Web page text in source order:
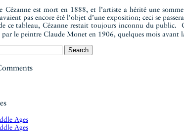
Cézanne est mort en 1888, et l’artiste a hérité une
pas encore été l’objet d’une exposition; ceci se
ce tableau, Cézanne restait toujours inconnu du public.
par le peintre Claude Monet en 1906, quelques mois avant
Ages
Ages